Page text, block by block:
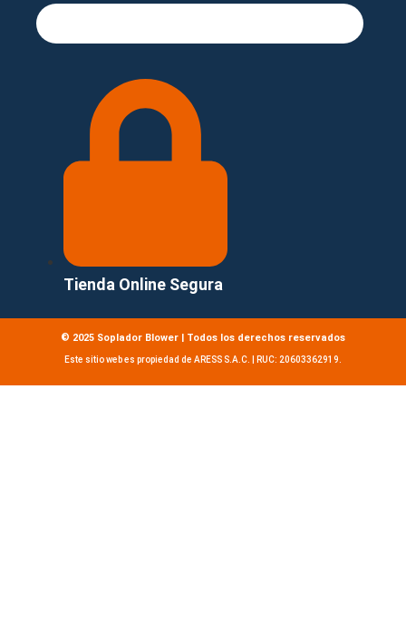
Tienda Online Segura
© 2025 Soplador Blower | Todos los derechos reservados
Este sitio web es propiedad de ARESS S.A.C. | RUC: 20603362919.